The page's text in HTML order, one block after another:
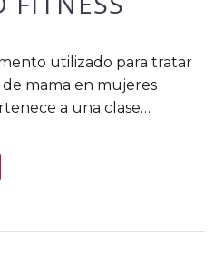
utilizado para tratar
mama en mujeres
a una clase…